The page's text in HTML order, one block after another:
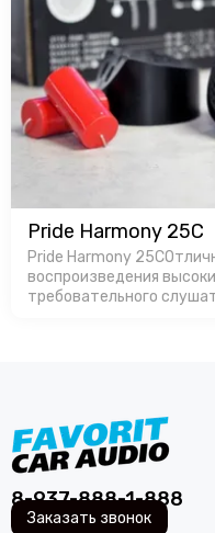
Pride Harmony 25C
Pride Harmony
воспроизведения
требовательного
8-937-888-1-888
Заказать звонок